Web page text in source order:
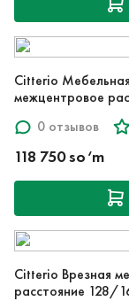
Citterio
межцентровое
0 отзывов
118 750 so‘m
Citterio Врезная
расстояние 128/